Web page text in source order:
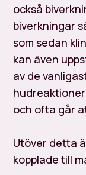
också
biverkningar
som sedan
kan även
av de
och ofta går
Utöver detta
kopplade till